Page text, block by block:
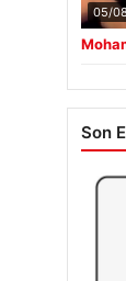
05/
Son